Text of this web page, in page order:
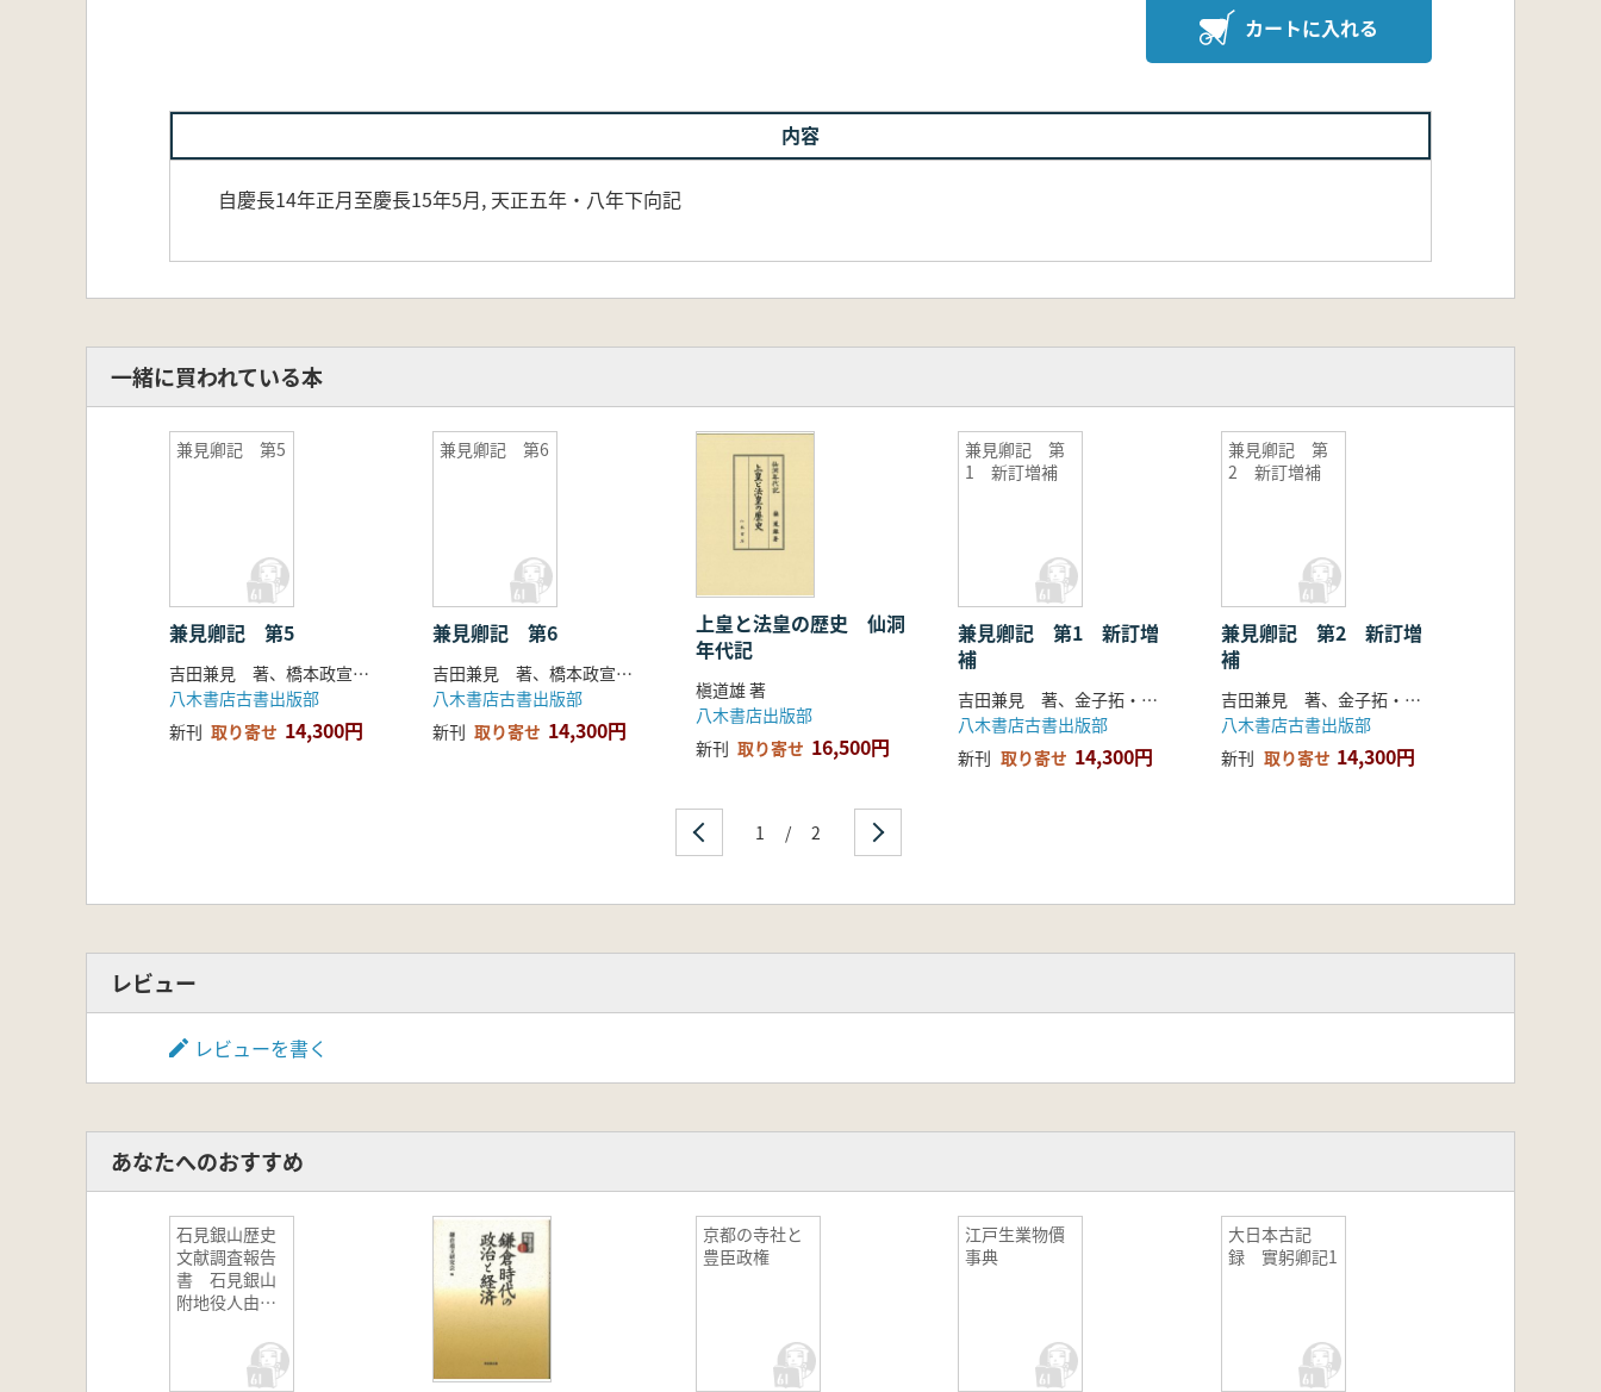
カートに入れる
内容
自慶長14年正月至慶長15年5月, 天正五年・八年下向記
一緒に買われている本
兼見卿記 第5
兼見卿記 第5
吉田兼見 著、橋本政宣・岸本眞実・金子拓・遠藤珠紀 校訂
八木書店古書出版部
新刊 取り寄せ 14,300円
兼見卿記 第6
兼見卿記 第6
吉田兼見 著、橋本政宣・岸本眞実・金子拓・遠藤珠紀 校訂
八木書店古書出版部
新刊 取り寄せ 14,300円
上皇と法皇の歴史 仙洞
年代記
槇道雄 著
八木書店出版部
新刊 取り寄せ 16,500円
兼見卿記 第
1 新訂増補
兼見卿記 第1 新訂増
補
吉田兼見 著、金子拓・遠藤珠紀 校訂
八木書店古書出版部
新刊 取り寄せ 14,300円
兼見卿記 第
2 新訂増補
兼見卿記 第2 新訂増
補
吉田兼見 著、金子拓・遠藤珠紀 校訂
八木書店古書出版部
新刊 取り寄せ 14,300円
1 / 2
レビュー
レビューを書く
あなたへのおすすめ
石見銀山歴史
文献調査報告
書 石見銀山
附地役人由緒
京都の寺社と
豊臣政権
江戸生業物價
事典
大日本古記
録 實躬卿記1